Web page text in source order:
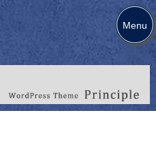
Menu